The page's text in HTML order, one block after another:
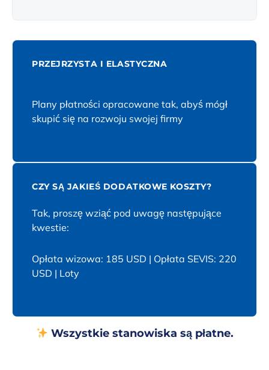
PRZEJRZYSTA I ELASTYCZNA
Plany płatności opracowane tak, abyś mógł
skupić się na rozwoju swojej firmy
CZY SĄ JAKIEŚ DODATKOWE KOSZTY?
Tak, proszę wziąć pod uwagę następujące
kwestie:
Opłata wizowa: 185 USD | Opłata SEVIS: 220
USD | Loty
Wszystkie stanowiska są płatne.